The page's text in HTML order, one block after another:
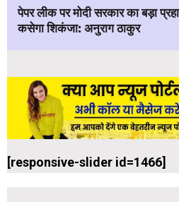
पेपर लीक पर मोदी सरकार का बड़ा
कसेगा शिकंजा: अनुराग ठाकुर
[responsive-slider id=1466]